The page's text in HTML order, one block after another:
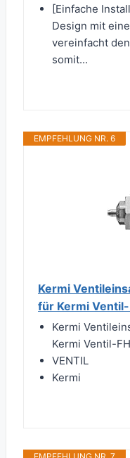
[Einfache
Design mit
vereinfacht
somit...
EMPFEHLUNG NR. 6
Kermi
für Kermi
Kermi
Kermi Ventil-
VENTIL
Kermi